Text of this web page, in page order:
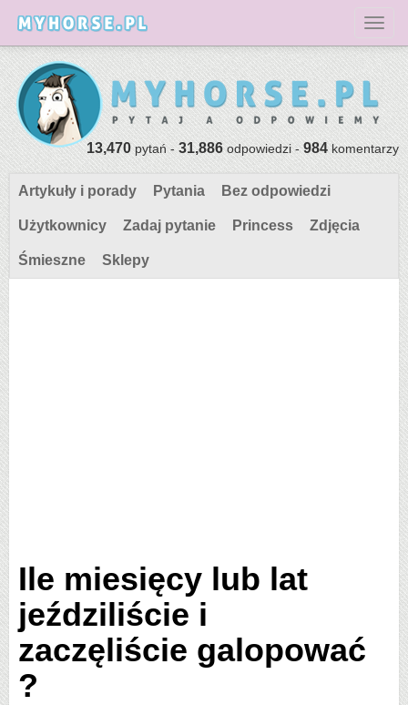
13,470pytań -31,886odpowiedzi -984komentarzy
Artykuły i porady Pytania Bez odpowiedzi
Użytkownicy Zadaj pytanie Princess Zdjęcia
Śmieszne Sklepy
Ile miesięcy lub lat
jeździliście i
zaczęliście galopować
?